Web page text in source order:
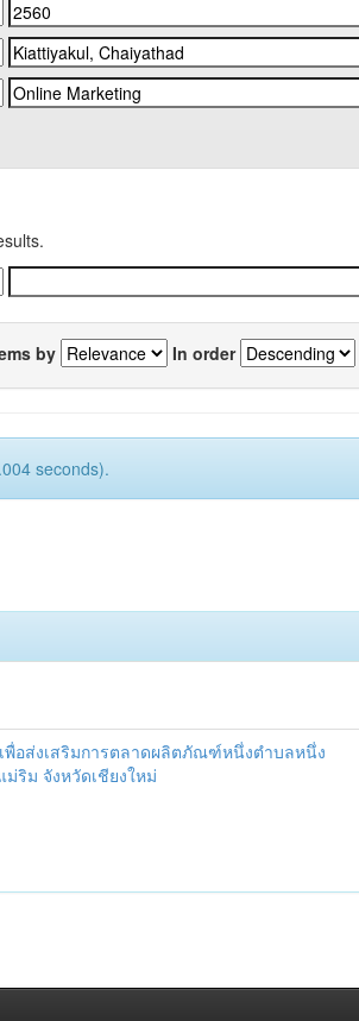
by In order
seconds).
อส่งเสริมการตลาดผลิตภัณฑ์หนึ่งตำบลหนึ่ง
ริม จังหวัดเชียงใหม่